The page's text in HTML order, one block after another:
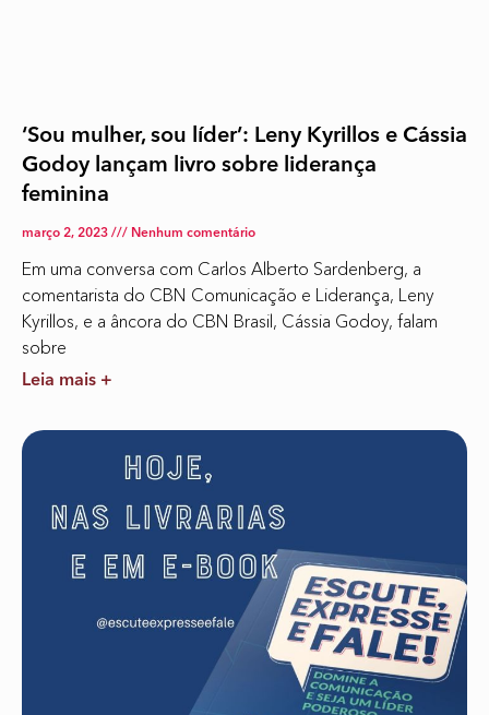
‘Sou mulher, sou líder’: Leny Kyrillos e Cássia
Godoy lançam livro sobre liderança
feminina
março 2, 2023 Nenhum comentário
Em uma conversa com Carlos Alberto Sardenberg, a
comentarista do CBN Comunicação e Liderança, Leny
Kyrillos, e a âncora do CBN Brasil, Cássia Godoy, falam
sobre
Leia mais +